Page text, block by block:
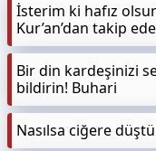
İsterim ki hafız
Kur’an’dan takip
Bir din kardeşinizi
bildirin! Buhari
Nasılsa ciğere